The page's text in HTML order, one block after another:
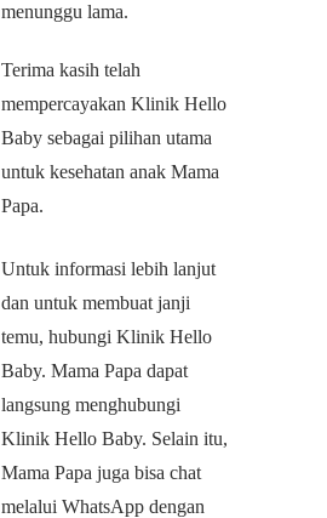
menunggu lama.
Terima kasih telah
mempercayakan Klinik Hello
Baby sebagai pilihan utama
untuk kesehatan anak Mama
Papa.
Untuk informasi lebih lanjut
dan untuk membuat janji
temu, hubungi Klinik Hello
Baby. Mama Papa dapat
langsung menghubungi
Klinik Hello Baby. Selain itu,
Mama Papa juga bisa chat
melalui WhatsApp dengan